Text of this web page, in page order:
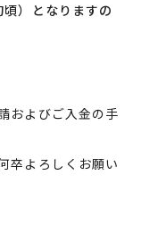
）となりますの
およびご入金の手
卒よろしくお願い